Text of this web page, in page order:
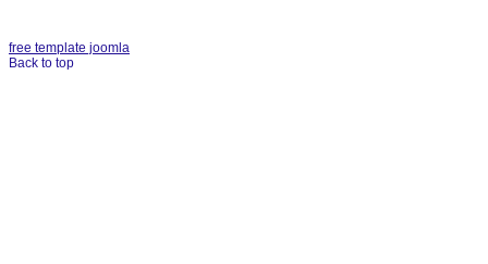
free template joomla
Back to top